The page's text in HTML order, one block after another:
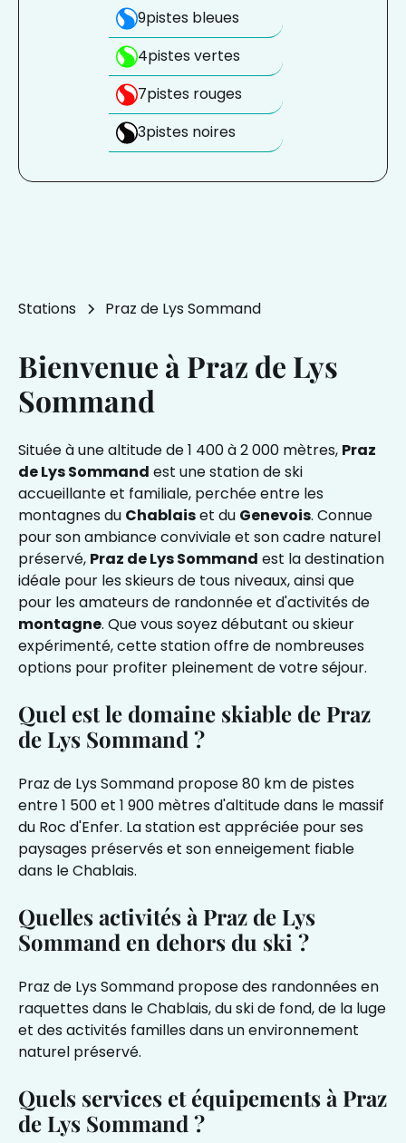
9pistes bleues
4pistes vertes
7pistes rouges
3pistes noires
Stations Praz de Lys Sommand
Bienvenue à Praz de Lys
Sommand
Située à une altitude de 1 400 à 2 000 mètres, Praz
de Lys Sommand est une station de ski
accueillante et familiale, perchée entre les
montagnes du Chablaiset du Genevois. Connue
pour son ambiance conviviale et son cadre naturel
préservé, Praz de Lys Sommand est la destination
idéale pour les skieurs de tous niveaux, ainsi que
pour les amateurs de randonnée et d'activités de
montagne. Que vous soyez débutant ou skieur
expérimenté, cette station offre de nombreuses
options pour profiter pleinement de votre séjour.
Quel est le domaine skiable de Praz
de Lys Sommand ?
Praz de Lys Sommand propose 80 km de pistes
entre 1 500 et 1 900 mètres d'altitude dans le massif
du Roc d'Enfer. La station est appréciée pour ses
paysages préservés et son enneigement fiable
dans le Chablais.
Quelles activités à Praz de Lys
Sommand en dehors du ski ?
Praz de Lys Sommand propose des randonnées en
raquettes dans le Chablais, du ski de fond, de la luge
et des activités familles dans un environnement
naturel préservé.
Quels services et équipements à Praz
de Lys Sommand ?